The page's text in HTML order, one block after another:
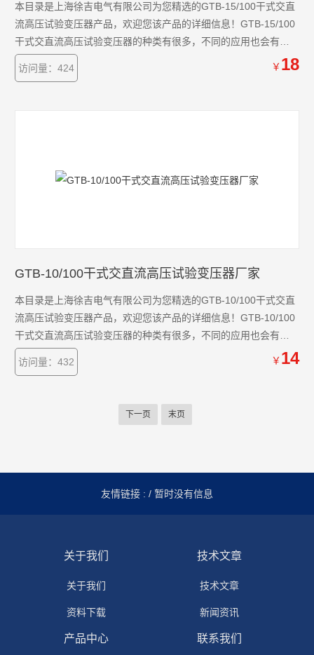
本目录是上海徐吉电气有限公司为您精选的GTB-15/100干式交直
流高压试验变压器产品，欢迎您该产品的详细信息！GTB-15/100
干式交直流高压试验变压器的种类有很多，不同的应用也会有细
微的差别，本公司为您提供*的解决方案。
访问量：424
￥ 18
GTB-10/100干式交直流高压试验变压器厂家
本目录是上海徐吉电气有限公司为您精选的GTB-10/100干式交直
流高压试验变压器产品，欢迎您该产品的详细信息！GTB-10/100
干式交直流高压试验变压器的种类有很多，不同的应用也会有细
微的差别，本公司为您提供*的解决方案。
访问量：432
￥ 14
下一页 末页
友情链接 : / 暂时没有信息
关于我们
关于我们
资料下载
技术文章
技术文章
新闻资讯
产品中心 联系我们